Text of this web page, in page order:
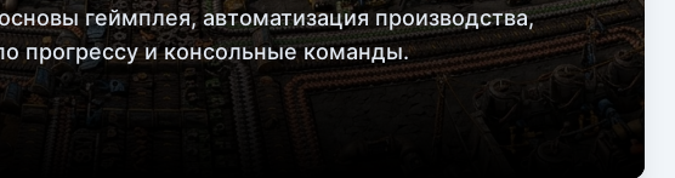
геймплея, автоматизация производства,
прогрессу и консольные команды.